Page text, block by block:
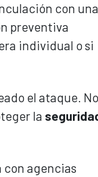
con una
preventiva
individual o si
el ataque. No
la
con agencias